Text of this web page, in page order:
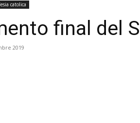
catolica
final del
2019